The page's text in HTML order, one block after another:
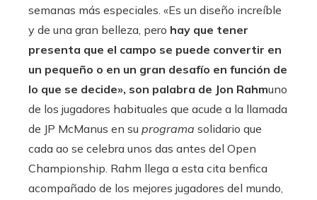
semanas más especiales. «Es un diseño increíble
y de una gran belleza, pero hay que tener
presenta que el campo se puede convertir en
un pequeño o en un gran desafío en función de
lo que se decide», son palabra de Jon Rahmuno
de los jugadores habituales que acude a la llamada
de JP McManus en su programa solidario que
cada ao se celebra unos das antes del Open
Championship. Rahm llega a esta cita benfica
acompañado de los mejores jugadores del mundo,